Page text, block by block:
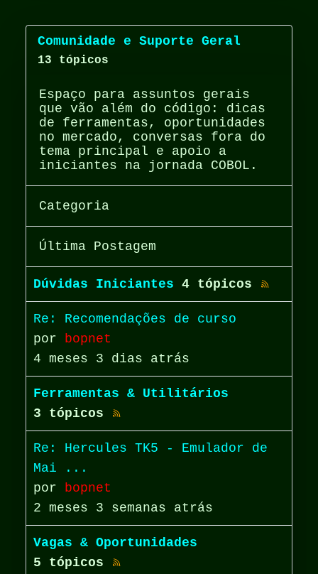
Comunidade e Suporte Geral
13 tópicos
Espaço para assuntos gerais
que vão além do código: dicas
de ferramentas, oportunidades
no mercado, conversas fora do
tema principal e apoio a
iniciantes na jornada COBOL.
Categoria
Última Postagem
Dúvidas Iniciantes 4 tópicos
Re: Recomendações de curso
por bopnet
4 meses 3 dias atrás
Ferramentas & Utilitários
3 tópicos
Re: Hercules TK5 - Emulador de
Mai ...
por bopnet
2 meses 3 semanas atrás
Vagas & Oportunidades
5 tópicos